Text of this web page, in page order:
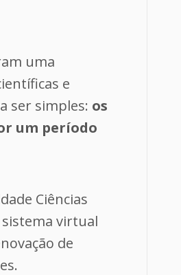
uma
e
ser simples: os
um período
Ciências
virtual
de